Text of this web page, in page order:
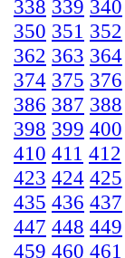
338 339 340
350 351 352
362 363 364
374 375 376
386 387 388
398 399 400
410 411 412
423 424 425
435 436 437
447 448 449
459 460 461